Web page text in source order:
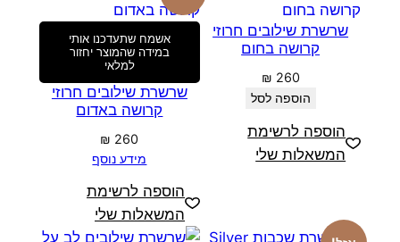
שרשרת שילובים חרוזי
קרושה בחום
₪ 260
הוספה לסל
הוספה לרשימת
המשאלות שלי
אשמח שתעדכנו אותי
במידה שהמוצר יחזור
למלאי
שרשרת שילובים חרוזי
קרושה באדום
₪ 260
מידע נוסף
הוספה לרשימת
המשאלות שלי